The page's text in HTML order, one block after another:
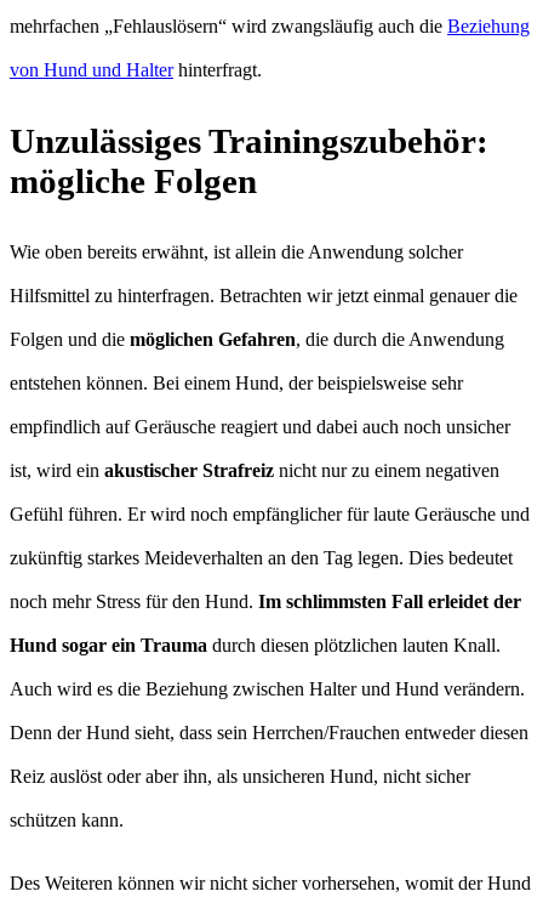
mehrfachen „Fehlauslösern“ wird zwangsläufig auch die Beziehung
von Hund und Halterhinterfragt.
Unzulässiges Trainingszubehör:
mögliche Folgen
Wie oben bereits erwähnt, ist allein die Anwendung solcher
Hilfsmittel zu hinterfragen. Betrachten wir jetzt einmal genauer die
Folgen und die möglichen Gefahren, die durch die Anwendung
entstehen können. Bei einem Hund, der beispielsweise sehr
empfindlich auf Geräusche reagiert und dabei auch noch unsicher
ist, wird ein akustischer Strafreiz nicht nur zu einem negativen
Gefühl führen. Er wird noch empfänglicher für laute Geräusche und
zukünftig starkes Meideverhalten an den Tag legen. Dies bedeutet
noch mehr Stress für den Hund. Im schlimmsten Fall erleidet der
Hund sogar ein Trauma durch diesen plötzlichen lauten Knall.
Auch wird es die Beziehung zwischen Halter und Hund verändern.
Denn der Hund sieht, dass sein Herrchen/Frauchen entweder diesen
Reiz auslöst oder aber ihn, als unsicheren Hund, nicht sicher
schützen kann.
Des Weiteren können wir nicht sicher vorhersehen, womit der Hund